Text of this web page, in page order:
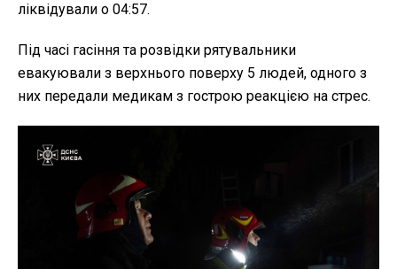
ліквідували о 04:57.
Під часі гасіння та розвідки рятувальники
евакуювали з верхнього поверху 5 людей, одного з
них передали медикам з гострою реакцією на стрес.